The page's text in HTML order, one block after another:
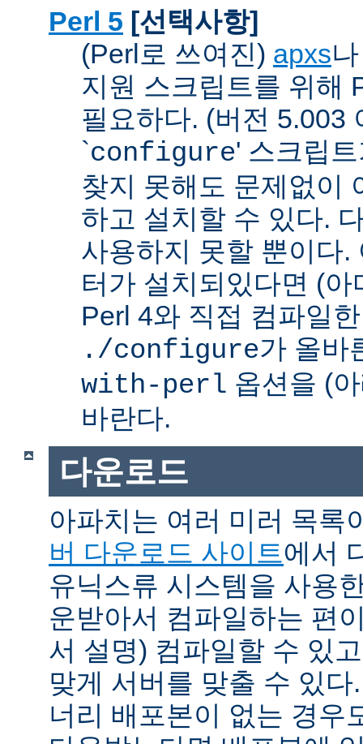
Perl 5 [선택사항]
(Perl로 쓰여진) apxs
지원 스크립트를 위해
필요하다. (버전 5.003
`configure' 스크립
찾지 못해도 문제없이
하고 설치할 수 있다.
사용하지 못할 뿐이다.
터가 설치되있다면 (
Perl 4와 직접 컴파일
./configure가 올바
with-perl 옵션을 (
바란다.
다운로드
아파치는 여러 미러 목록
버 다운로드 사이트에서
유닉스류 시스템을 사용
운받아서 컴파일하는 편
서 설명) 컴파일할 수 있
맞게 서버를 맞출 수 있
너리 배포본이 없는 경우